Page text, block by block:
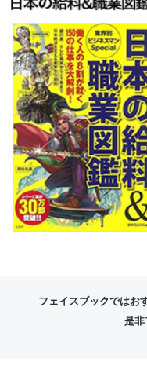
フェイスブックではお
是非